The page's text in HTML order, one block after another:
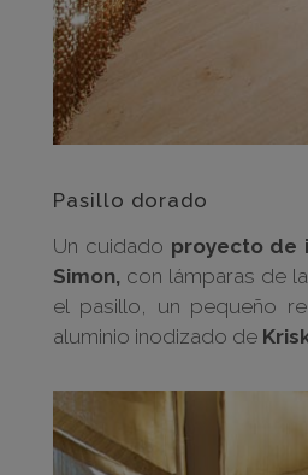
Pasillo dorado
Un cuidado proyecto de
Simon, con lámparas de
el pasillo, un pequeño
aluminio inodizado de